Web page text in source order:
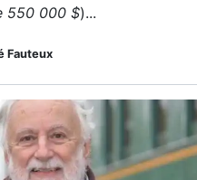
550 000 $)...
Fauteux